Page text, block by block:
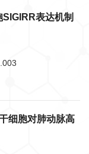
表达机制
细胞对肺动脉高